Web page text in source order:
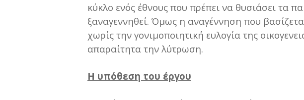
κύκλο ενός έθνους που πρέπει να θυσιάσει τα
ξαναγεννηθεί. Όμως η αναγέννηση που
χωρίς την γονιμοποιητική ευλογία της
απαραίτητα την λύτρωση.
Η υπόθεση του έργου